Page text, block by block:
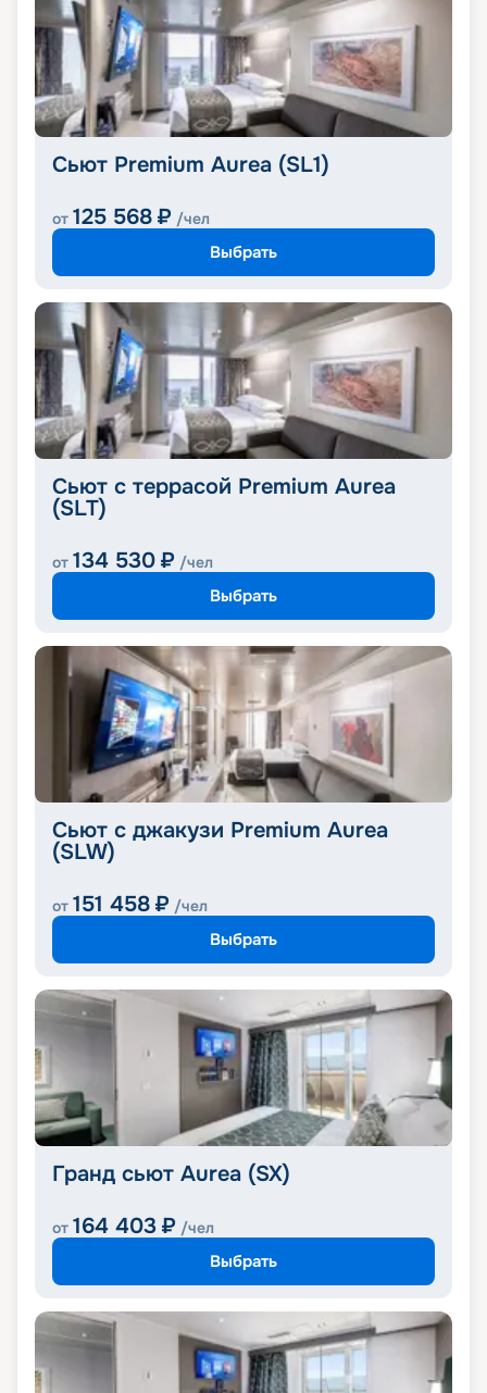
Сьют Premium Aurea (SL1)
от 125 568 ₽ /чел
Выбрать
Сьют с террасой Premium Aurea
(SLT)
от 134 530 ₽ /чел
Выбрать
Сьют с джакузи Premium Aurea
(SLW)
от 151 458 ₽ /чел
Выбрать
Гранд сьют Aurea (SX)
от 164 403 ₽ /чел
Выбрать